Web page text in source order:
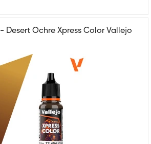
Desert Ochre Xpress Color Vallejo